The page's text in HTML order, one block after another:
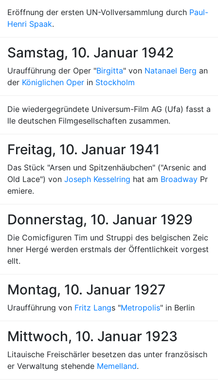
Eröffnung der ersten UN-Vollversammlung durch Paul-
Henri Spaak.
Samstag, 10. Januar 1942
Uraufführung der Oper "Birgitta" von Natanael Berg an
der Königlichen Oper in Stockholm
Die wiedergegründete Universum-Film AG (Ufa) fasst a
lle deutschen Filmgesellschaften zusammen.
Freitag, 10. Januar 1941
Das Stück "Arsen und Spitzenhäubchen" ("Arsenic and
Old Lace") von Joseph Kesselring hat am Broadway Pr
emiere.
Donnerstag, 10. Januar 1929
Die Comicfiguren Tim und Struppi des belgischen Zeic
hner Hergé werden erstmals der Öffentlichkeit vorgest
ellt.
Montag, 10. Januar 1927
Uraufführung von Fritz Langs "Metropolis" in Berlin
Mittwoch, 10. Januar 1923
Litauische Freischärler besetzen das unter französisch
er Verwaltung stehende Memelland.